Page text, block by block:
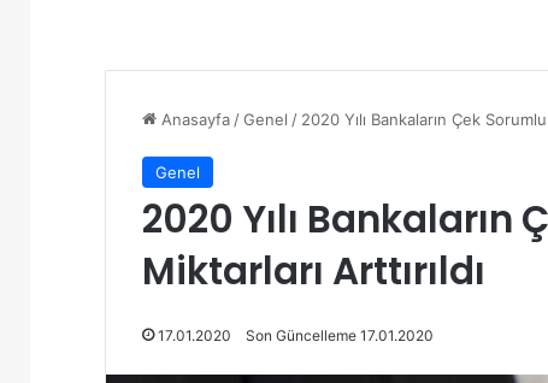
Anasayfa /Genel / 2020 Yılı Bankaların Çek
Genel
2020 Yılı
Miktarları Arttırıldı
17.01.2020 Son Güncelleme 17.01.2020